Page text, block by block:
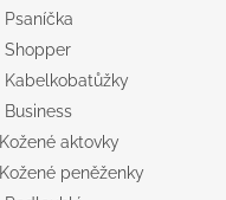
Psaníčka
Shopper
Kabelkobatůžky
Business
Kožené aktovky
Kožené peněženky